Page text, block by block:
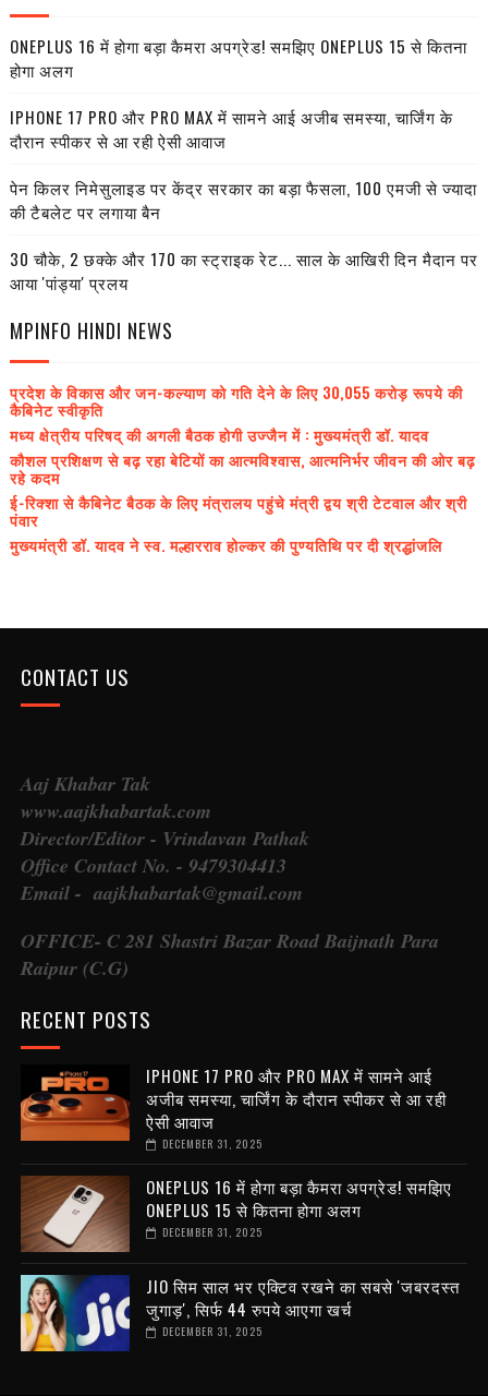
ONEPLUS 16 में होगा बड़ा कैमरा अपग्रेड! समझिए ONEPLUS 15 से कितना
होगा अलग
IPHONE 17 PRO और PRO MAX में सामने आई अजीब समस्या, चार्जिंग के
दौरान स्पीकर से आ रही ऐसी आवाज
पेन किलर निमेसुलाइड पर केंद्र सरकार का बड़ा फैसला, 100 एमजी से ज्यादा
की टैबलेट पर लगाया बैन
30 चौके, 2 छक्के और 170 का स्ट्राइक रेट... साल के आखिरी दिन मैदान पर
आया 'पांड्या' प्रलय
MPINFO HINDI NEWS
प्रदेश के विकास और जन-कल्याण को गति देने के लिए 30,055 करोड़ रूपये की
कैबिनेट स्वीकृति
मध्य क्षेत्रीय परिषद् की अगली बैठक होगी उज्जैन में : मुख्यमंत्री डॉ. यादव
कौशल प्रशिक्षण से बढ़ रहा बेटियों का आत्मविश्वास, आत्मनिर्भर जीवन की ओर बढ़
रहे कदम
ई-रिक्शा से कैबिनेट बैठक के लिए मंत्रालय पहुंचे मंत्री द्वय श्री टेटवाल और श्री
पंवार
मुख्यमंत्री डॉ. यादव ने स्व. मल्हारराव होल्कर की पुण्यतिथि पर दी श्रद्धांजलि
CONTACT US
Aaj Khabar Tak
www.aajkhabartak.com
Director/Editor - Vrindavan Pathak
Office Contact No. - 9479304413
Email - aajkhabartak@gmail.com
OFFICE- C 281 Shastri Bazar Road Baijnath Para
Raipur (C.G)
RECENT POSTS
IPHONE 17 PRO और PRO MAX में सामने आई
अजीब समस्या, चार्जिंग के दौरान स्पीकर से आ रही
ऐसी आवाज
DECEMBER 31, 2025
ONEPLUS 16 में होगा बड़ा कैमरा अपग्रेड! समझिए
ONEPLUS 15 से कितना होगा अलग
DECEMBER 31, 2025
JIO सिम साल भर एक्टिव रखने का सबसे 'जबरदस्त
जुगाड़', सिर्फ 44 रुपये आएगा खर्च
DECEMBER 31, 2025